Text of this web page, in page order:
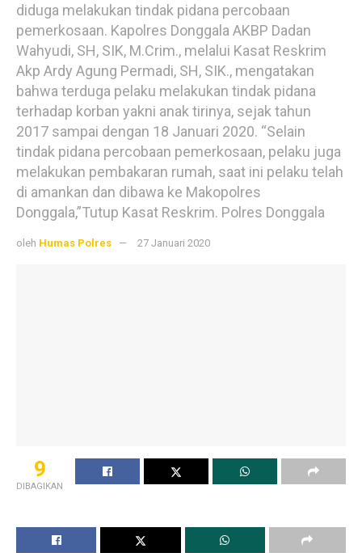
diduga melakukan tindak pidana percobaan
pemerkosaan. Kapolres Donggala AKBP Dadan
Wahyudi, SH, SIK, M.Crim., melalui Kasat Reskrim
Akp Ardy Agung Permadi, SH, SIK., mengatakan
bahwa terduga pelaku melakukan tindak pidana
terhadap korban yakni anak tirinya, sejak tahun
2017 sampai dengan 18 Januari 2020. “Selain
tindak pidana percobaan pemerkosaan, pelaku juga
melakukan pembakaran rumah, saat ini pelaku telah
di amankan dan dibawa ke Makopolres
Donggala,”Tutup Kasat Reskrim. Polres Donggala
oleh Humas Polres 27 Januari 2020
9
DIBAGIKAN